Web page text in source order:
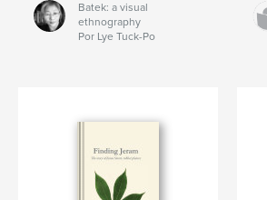
Batek: a visual
ethnography
Por Lye Tuck-Po